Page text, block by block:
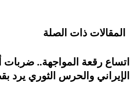
المقالات ذات الصلة
اتساع رقعة المواجهة..
الإيراني والحرس الثوري يرد